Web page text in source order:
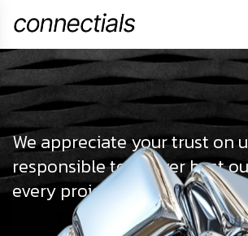
We appreciate your trust on
responsible to deliver best
every projects we do as an